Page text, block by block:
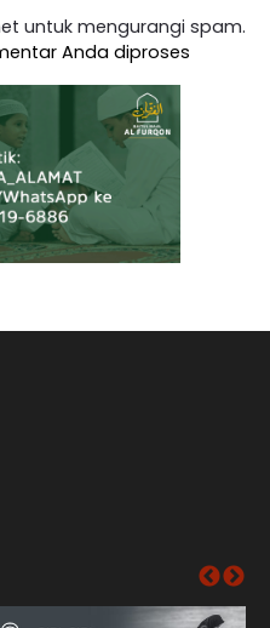
untuk mengurangi spam.
Anda diproses